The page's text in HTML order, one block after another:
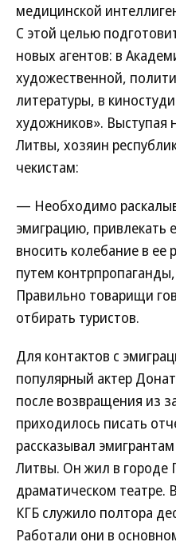
медицинской
С этой целью
новых агентов: в
художественной,
литературы, в
художников». Выступая
Литвы, хозяин
чекистам:
— Необходимо
эмиграцию, привлекать
вносить колебание в
путем
Правильно товарищи
отбирать туристов.
Для контактов с
популярный актер
после возвращения из
приходилось писать
рассказывал
Литвы. Он жил в городе
драматическом театре.
КГБ служило полтора
Работали они в